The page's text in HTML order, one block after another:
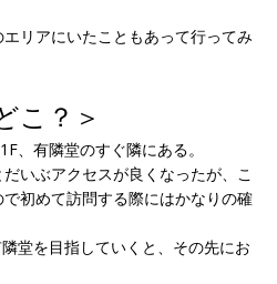
リアにいたこともあって行ってみ
こ？＞
、有隣堂のすぐ隣にある。
いぶアクセスが良くなったが、こ
初めて訪問する際にはかなりの確
堂を目指していくと、その先にお